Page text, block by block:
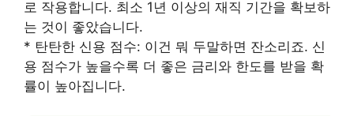
로 작용합니다. 최소 1년 이상의 재직 기간을 확보하
는 것이 좋았습니다.
* 탄탄한 신용 점수: 이건 뭐 두말하면 잔소리죠. 신
용 점수가 높을수록 더 좋은 금리와 한도를 받을 확
률이 높아집니다.